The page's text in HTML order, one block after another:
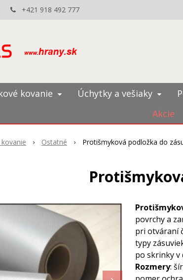
+421 918 492 777
kovanie Úchytky a vešiaky
Akcie
Ostatné Protišmyková podložka do
povrchy a
pri otváraní
typy
po skrinky v
Rozmery: